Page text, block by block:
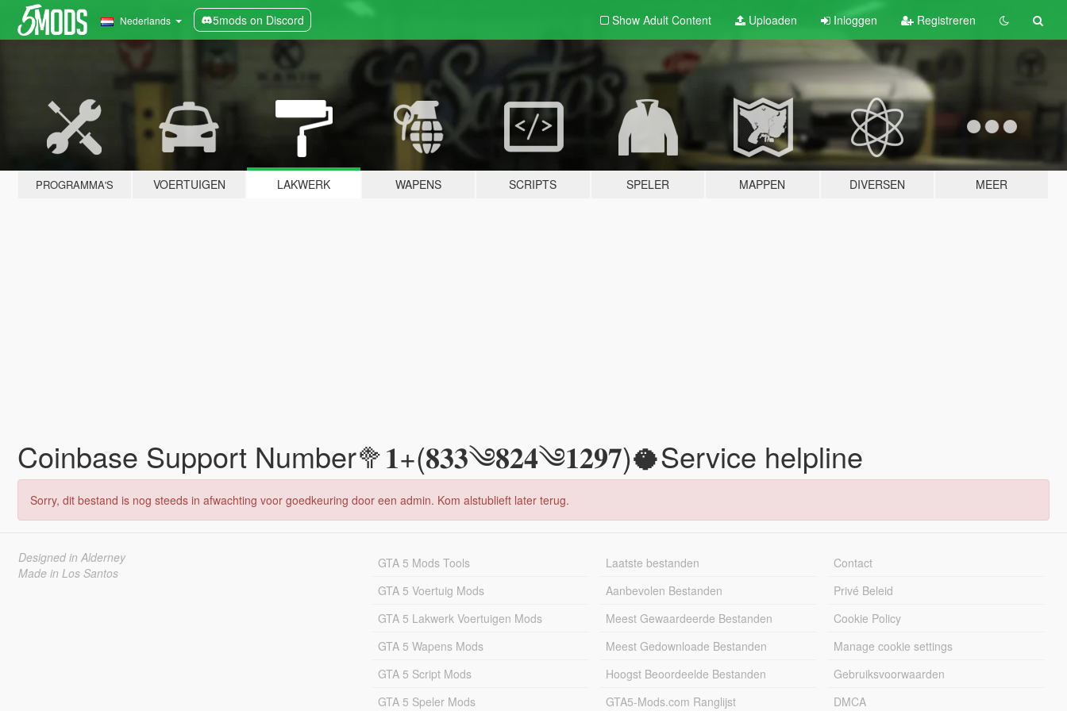
Nederlands 5mods on Discord Show Adult Content Uploaden Inloggen Registreren
PROGRAMMA'S VOERTUIGEN LAKWERK WAPENS SCRIPTS SPELER MAPPEN DIVERSEN MEER
Coinbase Support Number🥦𝟏+(𝟖𝟑𝟑༄𝟖𝟐𝟒༄𝟏𝟐𝟗𝟕)🥥Service helpline
Sorry, dit bestand is nog steeds in afwachting voor goedkeuring door een admin. Kom alstublieft later terug.
Designed in Alderney
Made in Los Santos
GTA 5 Mods Tools
GTA 5 Voertuig Mods
GTA 5 Lakwerk Voertuigen Mods
GTA 5 Wapens Mods
GTA 5 Script Mods
GTA 5 Speler Mods
Laatste bestanden
Aanbevolen Bestanden
Meest Gewaardeerde Bestanden
Meest Gedownloade Bestanden
Hoogst Beoordeelde Bestanden
GTA5-Mods.com Ranglijst
Contact
Privé Beleid
Cookie Policy
Manage cookie settings
Gebruiksvoorwaarden
DMCA